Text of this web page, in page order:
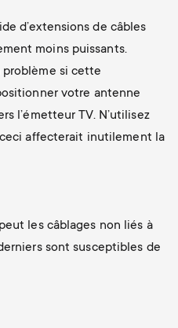
d’extensions de câbles
moins puissants.
problème si cette
votre antenne
l’émetteur TV. N’utilisez
affecterait inutilement la
les câblages non liés à
sont susceptibles de